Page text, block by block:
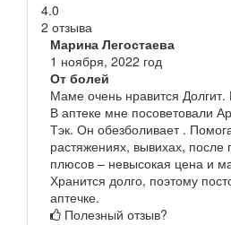
4.0
2 отзыва
Марина Легостаева
1 ноября, 2022 год
От болей
Маме очень нравится
В аптеке мне посоветовали
Тэк. Он обезболивает .
растяжениях, вывихах,
плюсов – невысокая цена и
Хранится долго, поэтому
аптечке.
Полезный отзыв?